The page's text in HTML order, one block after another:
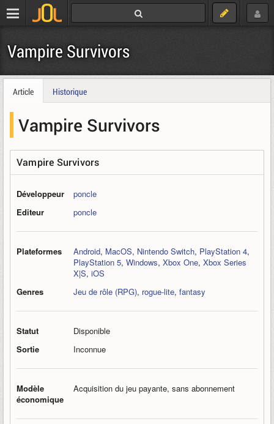
Vampire Survivors
Article Historique
Vampire Survivors
Vampire Survivors
Développeur
poncle
Editeur
poncle
Plateformes Android, MacOS, Nintendo Switch, PlayStation 4,
PlayStation 5, Windows, Xbox One, Xbox Series
X|S, iOS
Genres
Jeu de rôle (RPG), rogue-lite, fantasy
Statut
Disponible
Sortie
Inconnue
Modèle
économique
Acquisition du jeu payante, sans abonnement